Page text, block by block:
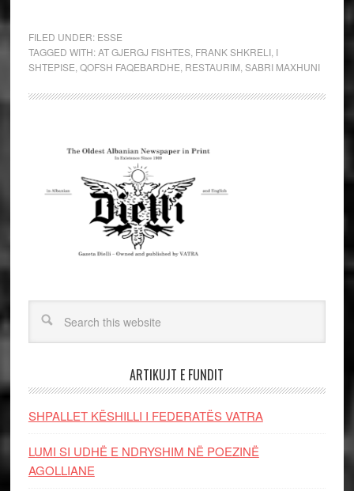
FILED UNDER: ESSE
TAGGED WITH:AT GJERGJ FISHTES, FRANK SHKRELI, I
SHTEPISE QOFSH FAQEBARDHE RESTAURIM SABRI MAXHUNI
ARTIKUJT E FUNDIT
SHPALLET KËSHILLI I FEDERATËS VATRA
LUMI SI UDHË E NDRYSHIM NË POEZINË
AGOLLIANE